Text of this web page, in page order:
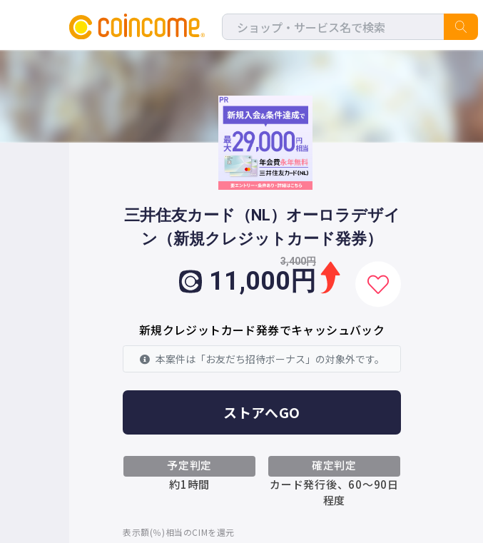
三井住友カード（NL）オーロラデザイ
ン（新規クレジットカード発券）
11,000円
3,400円
新規クレジットカード発券でキャッシュバック
本案件は「お友だち招待ボーナス」の対象外です。
ストアへGO
予定判定
約1時間
確定判定
カード発行後、60～90日
程度
表示額(％)相当のCIMを還元